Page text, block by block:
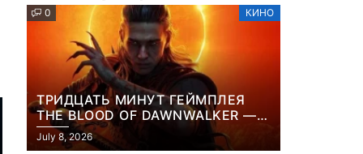
интересные события”
вспомнила помолвку
0 КИНО
ТРИДЦАТЬ МИНУТ ГЕЙМПЛЕЯ
THE BLOOD OF DAWNWALKER —
ЖУРНАЛИСТЫ ПОКАЗАЛИ
НАЧАЛО НОВОЙ ИГРЫ ОТ
July 8, 2026